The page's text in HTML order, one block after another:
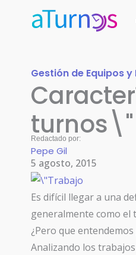
Gestión de Equipos y
turnos\"
Redactado por:
Pepe Gil
5 agosto, 2015
Es difícil llegar a una
generalmente como el
¿Pero que
Analizando los